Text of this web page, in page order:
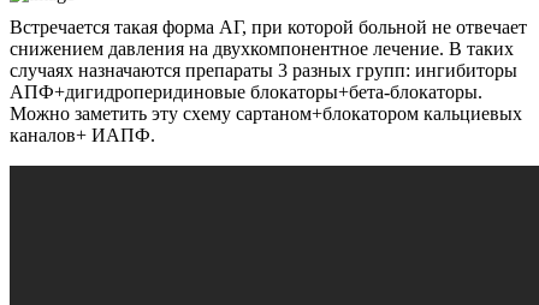
Встречается такая форма АГ, при которой больной не отвечает
снижением давления на двухкомпонентное лечение. В таких
случаях назначаются препараты 3 разных групп: ингибиторы
АПФ+дигидроперидиновые блокаторы+бета-блокаторы.
Можно заметить эту схему сартаном+блокатором кальциевых
каналов+ ИАПФ.